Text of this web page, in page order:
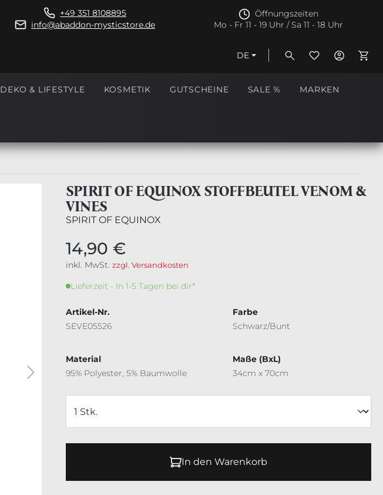
+49 351 8108895
info@abaddon-mysticstore.de
Öffnungszeiten
Mo - Fr 11 - 19 Uhr / Sa 11 - 18 Uhr
DE
DEKO & LIFESTYLE KOSMETIK GUTSCHEINE SALE % MARKEN
SPIRIT OF EQUINOX STOFFBEUTEL VENOM &
VINES
SPIRIT OF EQUINOX
14,90 €
inkl. MwSt. zzgl. Versandkosten
Lieferzeit - In 1-5 Tagen bei dir*
Artikel-Nr.
SEVE05526
Farbe
Schwarz/Bunt
Material
95% Polyester, 5% Baumwolle
Maße (BxL)
34cm x 70cm
In den Warenkorb